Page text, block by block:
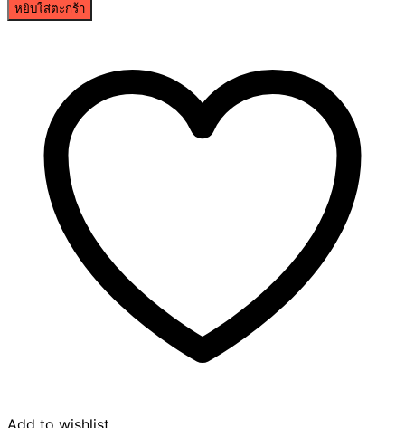
Travel
definition
หยิบใส่ตะกร้า